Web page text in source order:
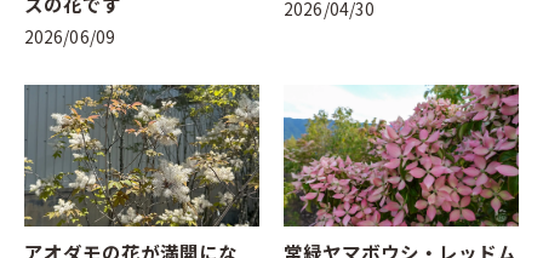
2026/06/09
2026/04/30
アオダモの花が満開にな
常緑ヤマボウシ・レッドム